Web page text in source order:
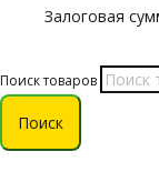
Поиск товаров
Поиск
Залоговая